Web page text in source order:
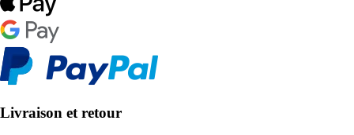
Livraison et retour